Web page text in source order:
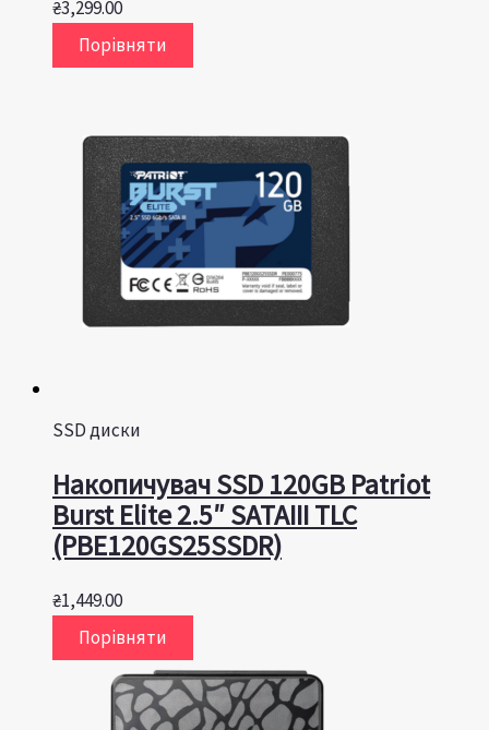
₴3,299.00
Порівняти
SSD диски
Накопичувач SSD 120GB Patriot
Burst Elite 2.5″ SATAIII TLC
(PBE120GS25SSDR)
₴1,449.00
Порівняти